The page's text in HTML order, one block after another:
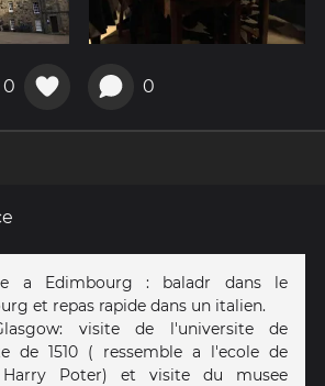
0 0
a Edimbourg : baladr dans le
et repas rapide dans un italien.
visite de l'universite de
de 1510 ( ressemble a l'ecole de
Harry Poter) et visite du musee